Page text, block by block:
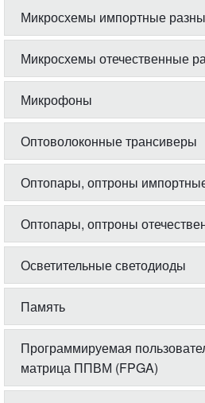
Микросхемы импортные
Микросхемы отечественные
Микрофоны
Оптоволоконные трансиверы
Оптопары, оптроны
Оптопары, оптроны
Осветительные светодиоды
Память
Программируемая
матрица ППВМ (FPGA)